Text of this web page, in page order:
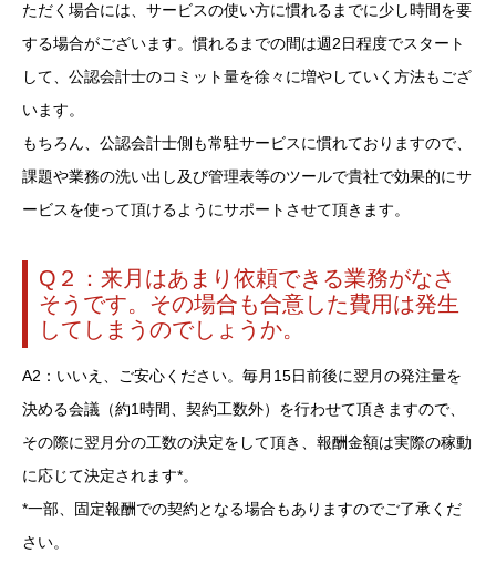
ただく場合には、サービスの使い方に慣れるまでに少し時間を要
する場合がございます。慣れるまでの間は週2日程度でスタート
して、公認会計士のコミット量を徐々に増やしていく方法もござ
います。
もちろん、公認会計士側も常駐サービスに慣れておりますので、
課題や業務の洗い出し及び管理表等のツールで貴社で効果的にサ
ービスを使って頂けるようにサポートさせて頂きます。
Q２：来月はあまり依頼できる業務がなさ
そうです。その場合も合意した費用は発生
してしまうのでしょうか。
A2：いいえ、ご安心ください。毎月15日前後に翌月の発注量を
決める会議（約1時間、契約工数外）を行わせて頂きますので、
その際に翌月分の工数の決定をして頂き、報酬金額は実際の稼動
に応じて決定されます*。
*一部、固定報酬での契約となる場合もありますのでご了承くだ
さい。